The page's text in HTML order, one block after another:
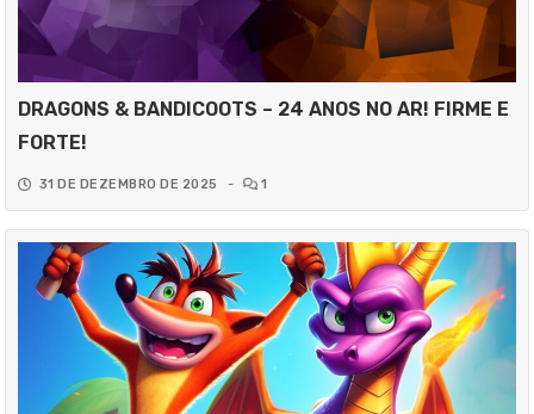
DRAGONS & BANDICOOTS – 24 ANOS NO AR! FIRME E
FORTE!
31 DE DEZEMBRO DE 2025 - 1